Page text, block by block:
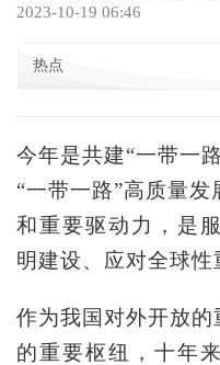
2023-10-19 06:46
热点
今年是共建“一带一
“一带一路”高质量
和重要驱动力，是
明建设、应对全球性
作为我国对外开放的
的重要枢纽，十年